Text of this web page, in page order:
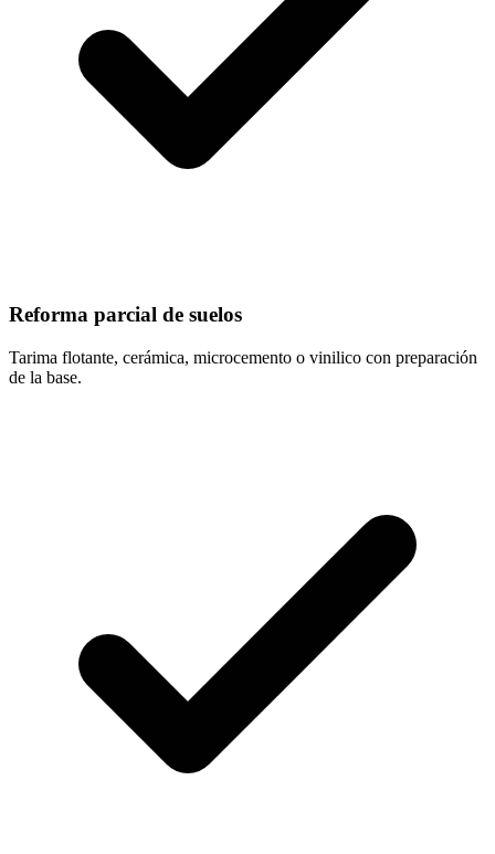
Reforma parcial de suelos
Tarima flotante, cerámica, microcemento o vinilico con preparación
de la base.